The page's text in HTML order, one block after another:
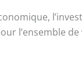
l’ensemble